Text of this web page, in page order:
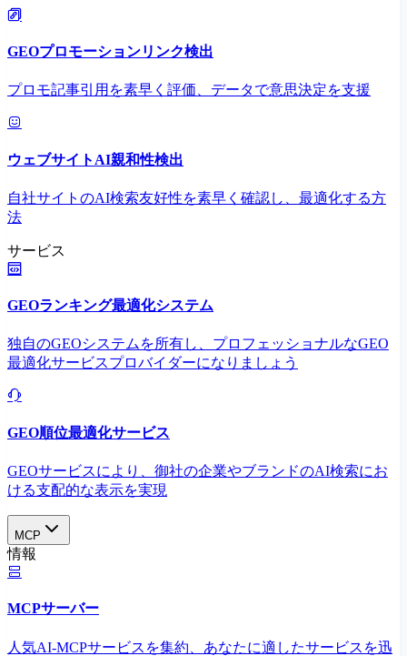
GEOプロモーションリンク検出
プロモ記事引用を素早く評価、データで意思決定を支援
ウェブサイトAI親和性検出
自社サイトのAI検索友好性を素早く確認し、最適化する方
法
サービス
GEOランキング最適化システム
独自のGEOシステムを所有し、プロフェッショナルなGEO
最適化サービスプロバイダーになりましょう
GEO順位最適化サービス
GEOサービスにより、御社の企業やブランドのAI検索にお
ける支配的な表示を実現​
MCP
情報
MCPサーバー
人気AI-MCPサービスを集約、あなたに適したサービスを迅